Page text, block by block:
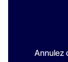
Annulez